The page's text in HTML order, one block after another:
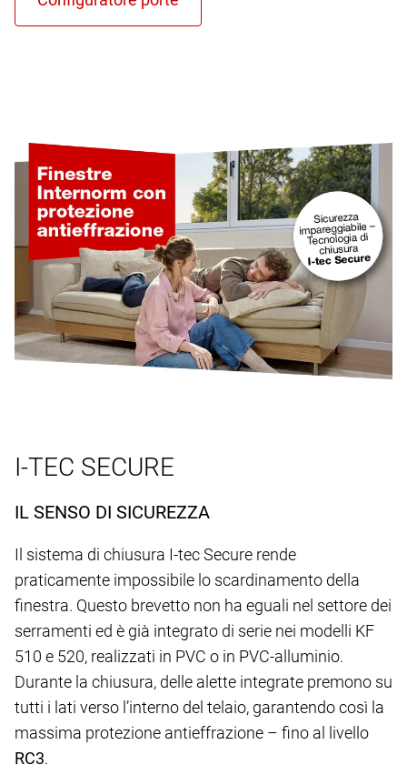
I-TEC SECURE
IL SENSO DI SICUREZZA
Il sistema di chiusura I-tec Secure rende
praticamente impossibile lo scardinamento della
finestra. Questo brevetto non ha eguali nel settore dei
serramenti ed è già integrato di serie nei modelli KF
510 e 520, realizzati in PVC o in PVC-alluminio.
Durante la chiusura, delle alette integrate premono su
tutti i lati verso l’interno del telaio, garantendo così la
massima protezione antieffrazione – fino al livello
RC3.